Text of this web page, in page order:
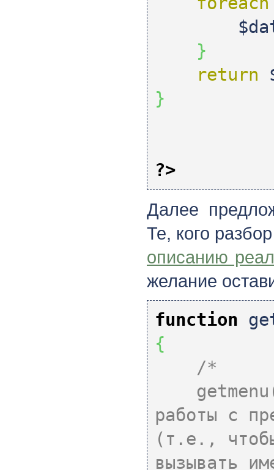
}
return
}
?>
Далее
Те, кого
описанию
желание
function
{
/*
getmenu()
работы с
(т.е.,
вызывать